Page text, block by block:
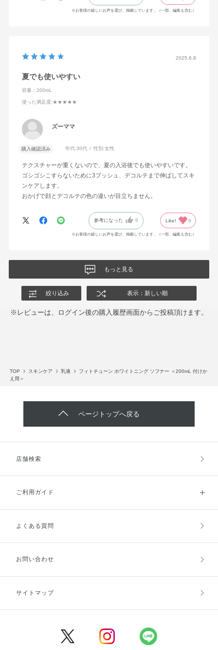
※お客様の嬉しいお声を選び、掲載しています。（一部、編集も含む）
2025.6.8
夏でも使いやすい
容量：200mL
使った満足度:★★★★★
ズーママ
購入確認済み 年代:30代 性別:女性
テクスチャーが重くないので、夏の入浴後でも使いやすいです。
ゴシゴシこすらないために3プッシュ、デコルテまで伸ばしてスキ
ンケアします。
おかげで顔とデコルテの色の違いが目立ちません。
参考になった 0 Like! 0
※お客様の嬉しいお声を選び、掲載しています。（一部、編集も含む）
もっと見る
絞り込み 表示：新しい順
※レビューは、ログイン後の購入履歴画面からご投稿頂けます。
TOP スキンケア 乳液
フィトチューン ホワイトニング ソフナー ＜200mL 付けか
え用＞
ページトップへ戻る
店舗検索
ご利用ガイド
ご利用ガイドトップ
お支払方法
キャンセル・返品・交換
よくある質問
お問い合わせ
サイトマップ